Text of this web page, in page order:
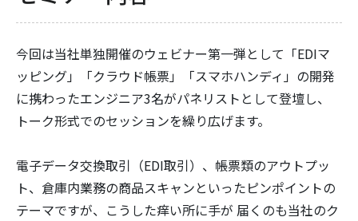
今回は当社単独開催のウェビナー第⼀弾として「EDIマ
ッピング」「クラウド帳票」「スマホハンディ」の開発
に携わったエンジニア3名がパネリストとして登壇し、
トーク形式でのセッションを繰り広げます。
電⼦データ交換取引（EDI取引）、帳票類のアウトプッ
ト、倉庫内業務の商品スキャンといったピンポイントの
テーマですが、こうした痒い所に⼿が 届くのも当社のク